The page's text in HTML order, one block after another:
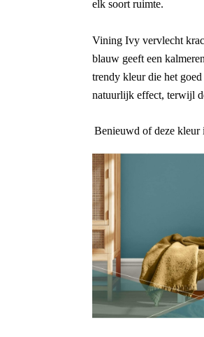
elk soort ruimte.
Vining Ivy vervlecht
blauw geeft een
trendy kleur die het
natuurlijk effect, terwijl
Benieuwd of deze kleur